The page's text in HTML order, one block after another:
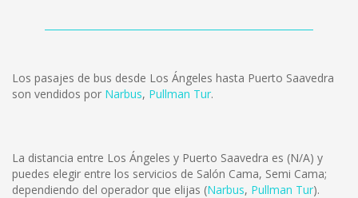
Los pasajes de bus desde Los Ángeles hasta Puerto Saavedra
son vendidos por Narbus, Pullman Tur.
La distancia entre Los Ángeles y Puerto Saavedra es (N/A) y
puedes elegir entre los servicios de Salón Cama, Semi Cama;
dependiendo del operador que elijas (Narbus, Pullman Tur).